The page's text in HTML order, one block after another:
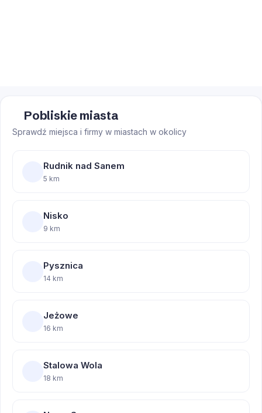
Pobliskie miasta
Sprawdź miejsca i firmy w miastach w okolicy
Rudnik nad Sanem
5 km
Nisko
9 km
Pysznica
14 km
Jeżowe
16 km
Stalowa Wola
18 km